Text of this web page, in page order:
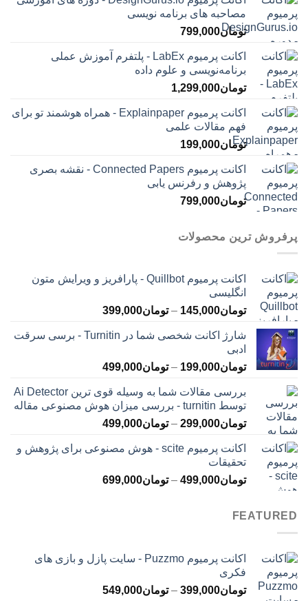
مصاحبه ‌های برنامه نویسی
تومان799,000
اکانت پرمیوم LabEx - پلتفرم آموزش عملی
برنامه‌نویسی و علوم داده
تومان1,299,000
اکانت پرمیوم Explainpaper - همراه هوشمند تو برای
فهم مقالات علمی
تومان199,000
اکانت پرمیوم Connected Papers - نقشه بصری
پژوهش و رفرنس یابی
تومان799,000
پرفروش ترین محصولات
اکانت پرمیوم Quillbot - پارافریز و ویرایش متون
انگلیسی
تومان145,000
– تومان399,000محدوده
تومان145,000
تومان399,000
شارژ اکانت شخصی شما در Turnitin - برسی سرقت
ادبی
تومان199,000
– تومان499,000محدوده
تومان199,000
تا
تومان499,000
بررسی مقالات شما به وسیله قوی ترین Ai Detector
توسط turnitin - بررسی میزان هوش مصنوعی مقاله
تومان299,000
– تومان499,000محدوده
تومان299,000
تومان499,000
اکانت پرمیوم scite - هوش مصنوعی برای پژوهش و
تحقیقات
تومان499,000
– تومان699,000محدوده
FEATURED
اکانت پرمیوم Puzzmo - سایت پازل و بازی های
فکری
تومان399,000
– تومان549,000محدوده